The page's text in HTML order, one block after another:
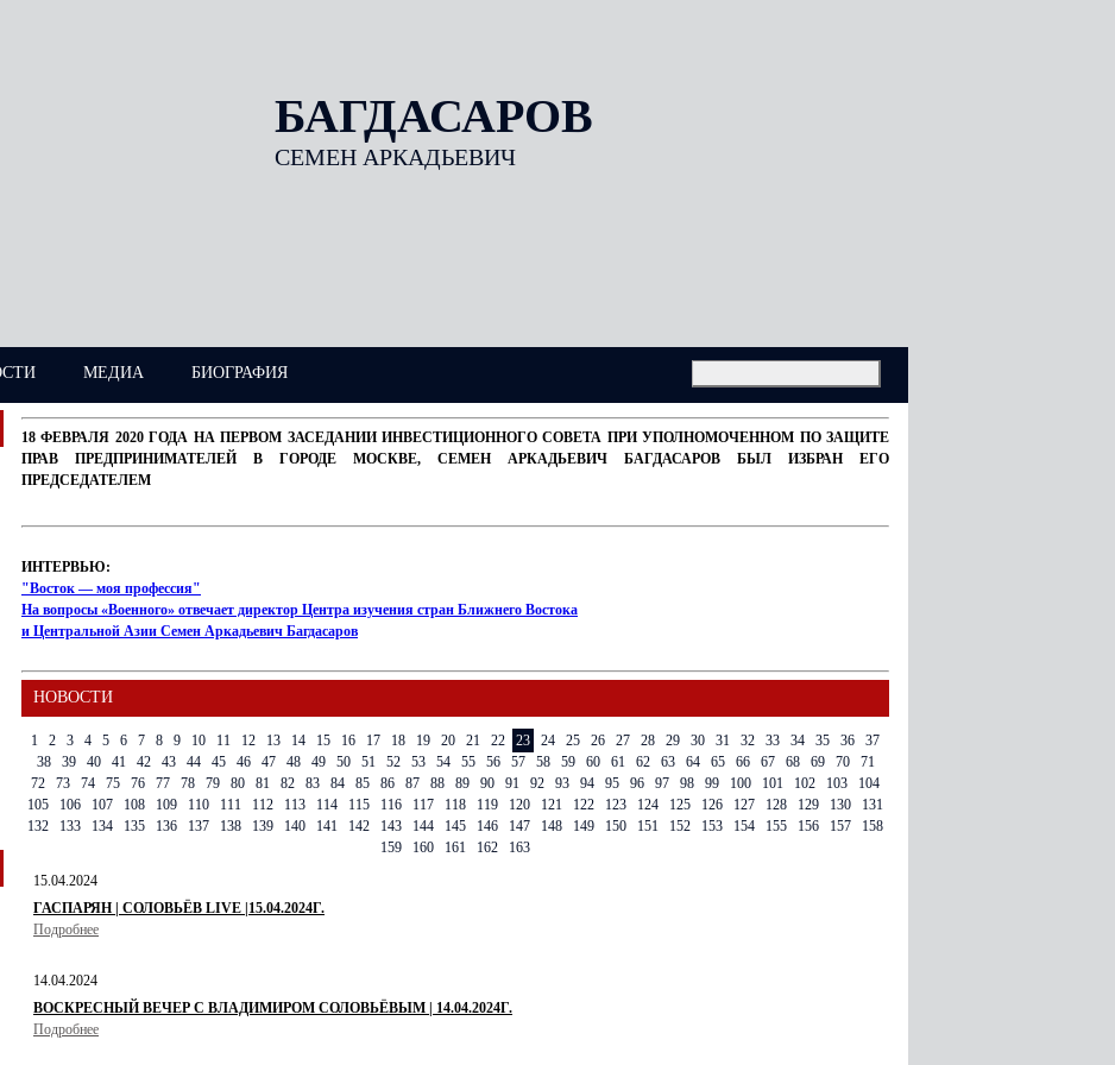
БАГДАСАРОВ
СЕМЕН АРКАДЬЕВИЧ
МЕДИА БИОГРАФИЯ
18 ФЕВРАЛЯ 2020 ГОДА НА ПЕРВОМ ЗАСЕДАНИИ ИНВЕСТИЦИОННОГО СОВЕТА ПРИ УПОЛНОМОЧЕННОМ ПО ЗАЩИТЕ
ПРАВ ПРЕДПРИНИМАТЕЛЕЙ В ГОРОДЕ МОСКВЕ, СЕМЕН АРКАДЬЕВИЧ БАГДАСАРОВ БЫЛ ИЗБРАН ЕГО
ПРЕДСЕДАТЕЛЕМ
ИНТЕРВЬЮ:
"Восток — моя профессия"
На вопросы «Военного» отвечает директор Центра изучения стран Ближнего Востока
и Центральной Азии Семен Аркадьевич Багдасаров
НОВОСТИ
1 2 3 4 5 6 7 8 9 10 11 12 13 14 15 16 17 18 19 20 21 22 23 24 25 26 27 28 29 30 31 32 33 34 35 36
37
38
39 40 41 42 43 44 45 46 47 48 49 50 51 52 53 54 55 56 57 58 59 60 61 62 63 64 65 66 67 68 69 70
71
72
73 74 75 76 77 78 79 80 81 82 83 84 85 86 87 88 89 90 91 92 93 94 95 96 97 98 99 100 101 102 103
104
105
106 107 108 109 110 111 112 113 114 115 116 117 118 119 120 121 122 123 124 125 126 127 128 129 130
131
132
133 134 135 136 137 138 139 140 141 142 143 144 145 146 147 148 149 150 151 152 153 154 155 156 157
158
159
160 161 162
163
15.04.2024
ГАСПАРЯН | СОЛОВЬЁВ LIVE |15.04.2024Г.
Подробнее
14.04.2024
ВОСКРЕСНЫЙ ВЕЧЕР С ВЛАДИМИРОМ СОЛОВЬЁВЫМ | 14.04.2024Г.
Подробнее